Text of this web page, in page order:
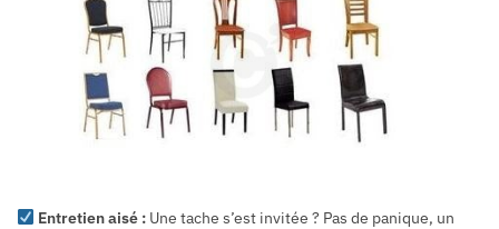
Entretien aisé :Une tache s’est invitée ? Pas de panique, un